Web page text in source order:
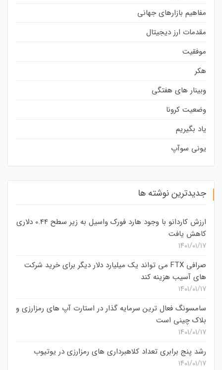
مفاهیم بازارهای جهانی
مقدمات ارز دیجیتال
موفقیت
هکر
وبینار های هفتگی
وضعیت کرونا
یاد بگیریم
یونی سوآپ
جدیدترین نوشته ها
ارزش کاردانو با وجود هارد فورک واسیل به زیر سطح 0.44 دلاری
کاهش یافت
۱۴۰۱/۰۱/۱۷
صرافی FTX می تواند یک میلیارد دلار دیگر برای خرید شرکت
های آسیب هزینه کند
۱۴۰۱/۰۱/۱۷
سامسونگ فعال‌ ترین سرمایه‌ گذار در استارت‌ آپ‌ های رمزارزی و
بلاک چینی است
۱۴۰۱/۰۱/۱۷
رشد پنج برابری تعداد کلاهبرداری های رمزارزی در یوتیوب
۱۴۰۱/۰۱/۱۷